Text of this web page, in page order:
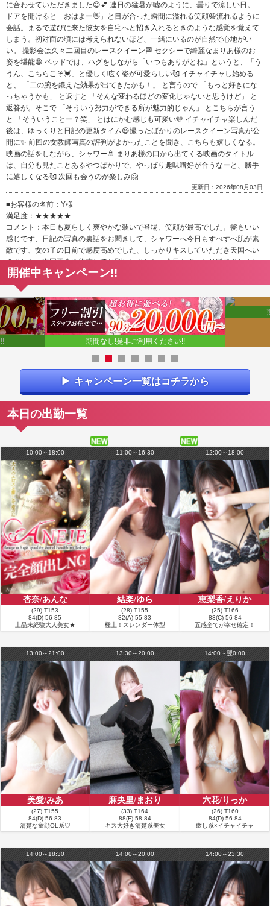
に合わせていただきました😊💕 連日の猛暑が嘘のように、曇りで涼しい日。
ドアを開けると「おはよー👋」と目が合った瞬間に溢れる笑顔😆流れるように
会話。まるで遊びに来た彼女を自宅へと招き入れるときのような感覚を覚えて
しまう。初対面の頃には考えられないほど、一緒にいるのが自然で心地がい
い。 撮影会は久々二回目のレースクイーン🏁 セクシーで綺麗なまりあ様のお
姿を堪能😆 ベッドでは、ハグをしながら「いつもありがとね」というと、「う
うん、こちらこそ💓」と優しく呟く姿が可愛らしい🥰 イチャイチャし始める
と、 「二の腕を鍛えた効果が出てきたかも！」 と言うので 「もっと好きにな
っちゃうかも」 と返すと 「そんな変わるほどの変化じゃないと思うけど」 と
返答が。そこで 「そういう努力ができる所が魅力的じゃん」 とこちらが言う
と 「そういうことー？笑」 とはにかむ感じも可愛い🩷 イチャイチャ楽しんだ
後は、ゆっくりと日記の更新タイム😆撮ったばかりのレースクイーン写真が公
開に✨ 前回の女教師写真の評判がよかったことを聞き、こちらも嬉しくなる。
映画の話をしながら、シャワー🚿 まりあ様の口から出てくる映画のタイトル
は、自分も見たことあるやつばかりで、やっぱり趣味嗜好が合うなーと、勝手
に嬉しくなる🥰 次回も会うのが楽しみ🤗
更新日：2026年08月03日
■お客様の名前：Y様
満足度：★★★★★
コメント：本日も夏らしく爽やかな装いで登場、笑顔が最高でした。髪もいい
感じです、日記の写真の裏話をお聞きして、シャワーへ今日もすべすべ肌が素
敵です、女の子の日前で感度高めでした、しっかりキスしていただき天国へい
きました。次回再会を約束してお別れしました。今日もすっかり魅了されまし
た。ありがとうございます。
■お客様の名前：K様
満足度：★★★★★
コメント：8月も莉愛さんを指名。 この日は白のブラウスに黒のミニスカート
という清楚なお姉さんスタイル。長いお御足とバランスの良いスタイルが自然
と目を引きます。最近は暑さで少しバテ気味だったそうですが、この日は気温
した。 まずは近況報告から始まり、いつものように雑談タイム。毎回思います
が、本当に知識の引き出しが多い（笑）。話題が変わっても普通についてくる
どころか、「そんなことまで知ってるの!?」と思う場面が何度もありました。
た。 その後はシャワータイム。この日のランジェリーは黄色とブルーを基調に
した、夏らしさ全開の爽やかなデザイン。可愛らしさと色っぽさが絶妙に同居
していて、季節感まで楽しませてくれるセンスはさすがです。シャワーで並ん
で過ごす時間は、何度経験しても特別なひととき。思わず見惚れてしまうスタ
イルの良さでした。 ベッドでも相変わらず距離感が絶妙で、甘えさせ上手なと
ころは莉愛さんならでは。大人の色気と無邪気な笑顔のギャップに、今回もす
っかり癒やされました。 8月に入り夏本番。最近は暑さの影響もあって出勤日
が少し少なめな印象ですが、元気な莉愛さんに会えるとこちらまでパワーをも
らえます。次回も出勤日をしっかりチェックして、また楽しい時間を過ごした
いと思います。
更新日：2026年08月03日
■お客様の名前：Y様
満足度：★★★★★
コメント：今日もとても楽しかったです！ 次回もよろしくお願いいたします🙇
更新日：2026年08月03日
お客様の名前：T様
満足度：★★★★★
コメント：もうかわいいし気を遣えるし優しいし満足以上の満足を味わってい
ます
■お客様の名前：S様
満足度：★★★★★
コメント：7月最終日、愛するまりあ様のもとへと参上💕 素晴らしく美しくて
可愛い😊一緒にいるだけで、楽しく、癒されます🥰 前の現場が近かったため、
予定よりちょっと早くに到着されたまりあ様。到着されるやいなや、「ありが
とねー」と誤ってダブルブッキング状態になってしまい、こちらが時間調整を
行ったことにお礼を言ってくれました。私としては、何も気にしなくていいこ
となのですが、まりあ様は、礼儀をちゃんと尽くしてくれる大人の女性なので
す。 来月約束していることの話をし、「楽しみだねー」と話をしながら、シャ
ワーへ🚿 シャワー後は、これまで敢えて避けていた女教師コスプレで小道具あ
りで写真撮影📸メガネありは新鮮でした✨ 撮影タイム後はプレイへ。いつもの
ように、イチャイチャして最高の時間を与えてくれました😆💕 プレイ後は残り
時間わずかでしたが、ささっと日記を更新しておこうということで、急いで写
真を加工。日記タイトルがなかなか決まらず、シャワーを浴びながら考えよう
ってことで、一緒に話しながらタイトル決定！ホテルを出る直前に日記を更新
してもらいました😄 ホテルを出る頃には、ポツポツと雨が降っており、まりあ
る前に早く帰んなよー」とこちらの心配までしてくれ、本当にいい娘だなぁと
再認識。 まりあ様は、顔も身体も最上級ですが、何よりも、その性格がまた最
上級なのです😁💞
■お客様の名前：K様
開催中キャンペーン!!
期間なし!是非ご利用ください!!
キャンペーン一覧はコチラから
本日の出勤一覧
10:00～18:00
杏奈/あんな
(29) T153
84(D)-56-85
上品未経験大人美女★
11:00～16:30
結楽/ゆら
(28) T155
82(A)-55-83
極上！スレンダー体型
12:00～18:00
恵梨香/えりか
(25) T166
83(C)-56-84
五感全てが幸せ確定！
13:00～21:00
美愛/みあ
(27) T155
84(D)-56-83
清楚な童顔OL系♡
13:30～20:00
麻央里/まおり
(33) T164
88(F)-58-84
キス大好き清楚系美女
14:00～翌0:00
六花/りっか
(26) T160
84(D)-56-84
癒し系×イチャイチャ
14:00～18:30 14:00～20:00 14:00～23:30